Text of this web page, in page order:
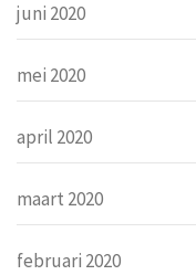
juni 2020
mei 2020
april 2020
maart 2020
februari 2020